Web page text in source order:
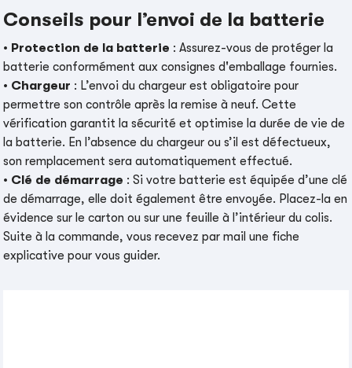
Conseils pour l’envoi de la batterie
• Protection de la batterie : Assurez-vous de protéger la
batterie conformément aux consignes d'emballage fournies.
• Chargeur : L’envoi du chargeur est obligatoire pour
permettre son contrôle après la remise à neuf. Cette
vérification garantit la sécurité et optimise la durée de vie de
la batterie. En l’absence du chargeur ou s’il est défectueux,
son remplacement sera automatiquement effectué.
• Clé de démarrage : Si votre batterie est équipée d’une clé
de démarrage, elle doit également être envoyée. Placez-la en
évidence sur le carton ou sur une feuille à l’intérieur du colis.
Suite à la commande, vous recevez par mail une fiche
explicative pour vous guider.